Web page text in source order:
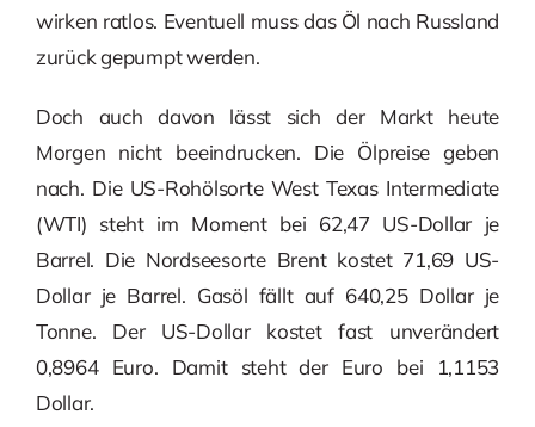
wirken ratlos. Eventuell muss das Öl nach Russland
zurück gepumpt werden.
Doch auch davon lässt sich der Markt heute
Morgen nicht beeindrucken. Die Ölpreise geben
nach. Die US-Rohölsorte West Texas Intermediate
(WTI) steht im Moment bei 62,47 US-Dollar je
Barrel. Die Nordseesorte Brent kostet 71,69 US-
Dollar je Barrel. Gasöl fällt auf 640,25 Dollar je
Tonne. Der US-Dollar kostet fast unverändert
0,8964 Euro. Damit steht der Euro bei 1,1153
Dollar.